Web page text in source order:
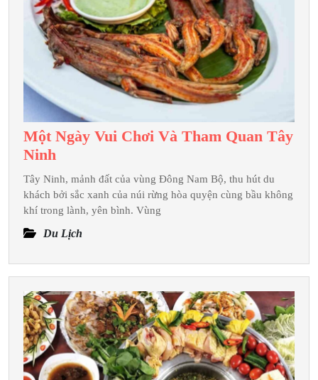
Một Ngày Vui Chơi Và Tham Quan Tây
Ninh
Ngày
Vui
Chơi
Và
Tham
Quan
Tây
Ninh
Tây Ninh, mảnh đất của vùng Đông Nam Bộ, thu hút du
khách bởi sắc xanh của núi rừng hòa quyện cùng bầu không
khí trong lành, yên bình. Vùng
Du Lịch